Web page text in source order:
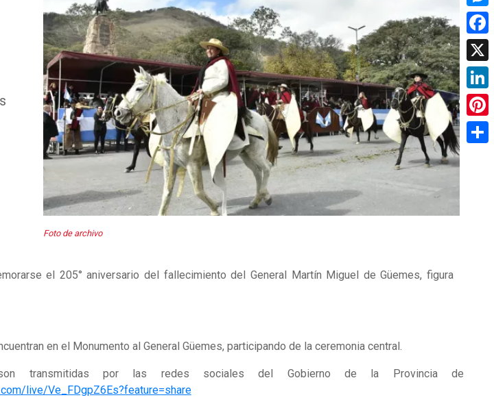
Foto de archivo
el 205° aniversario del fallecimiento del General Martín Miguel de Güemes, figura
en el Monumento al General Güemes, participando de la ceremonia central.
transmitidas por las redes sociales del Gobierno de la Provincia de
live/Ve_FDgpZ6Es?feature=share
X